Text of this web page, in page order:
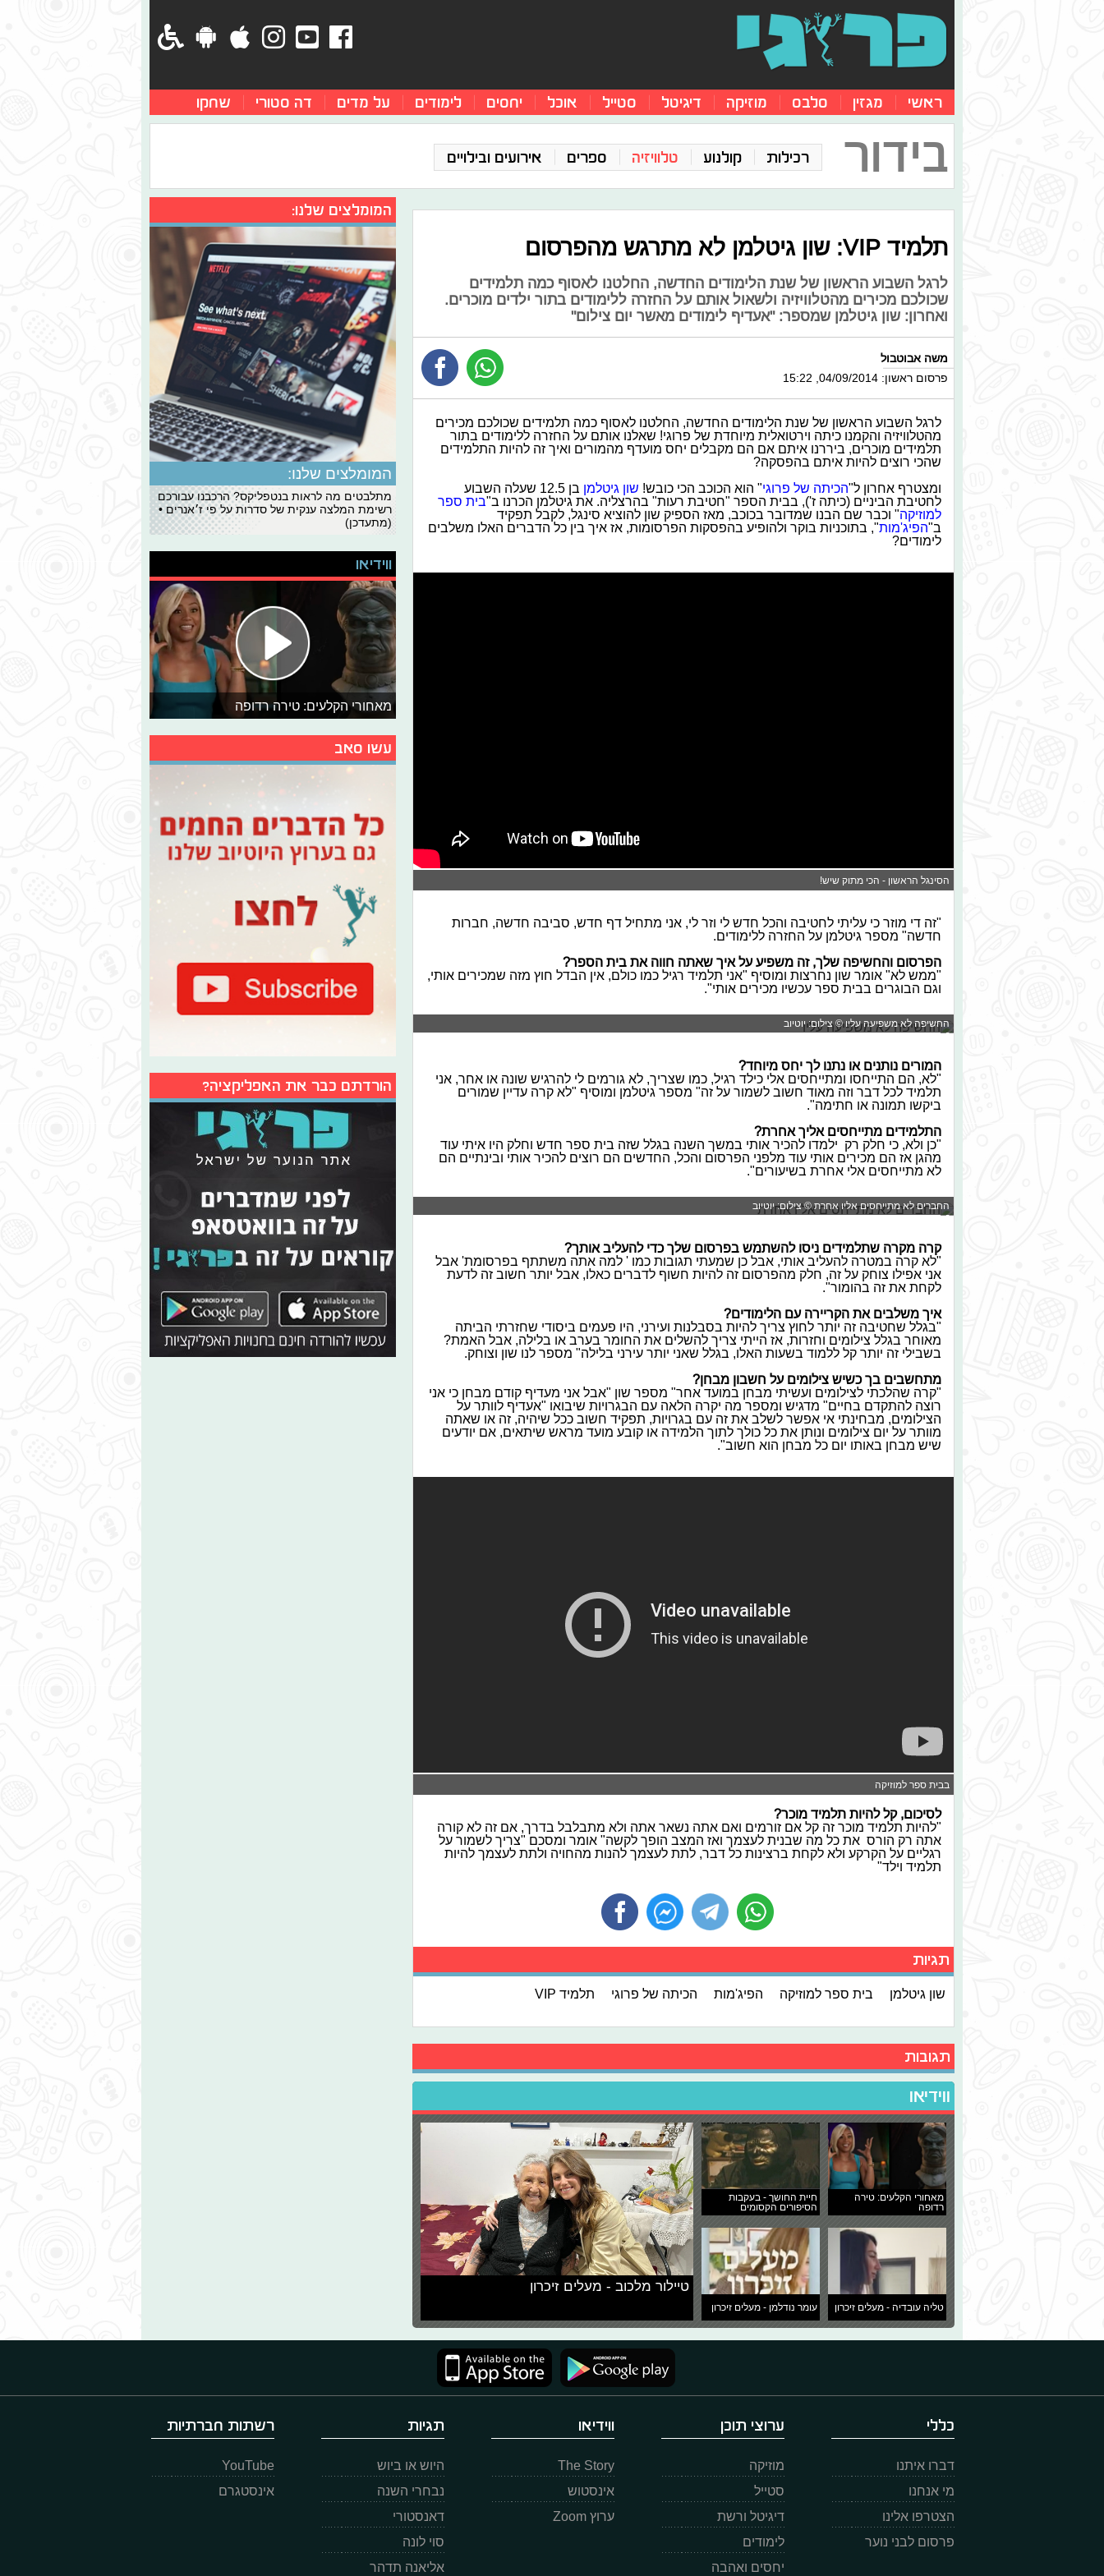
ראשי מגזין סלבס מוזיקה דיגיטל סטייל אוכל יחסים לימודים על מדים דה סטורי שחקו
בידור רכילות קולנוע טלוויזיה ספרים אירועים ובילויים
תלמיד VIP: שון גיטלמן לא מתרגש מהפרסום
לרגל השבוע הראשון של שנת הלימודים החדשה, החלטנו לאסוף כמה תלמידים
שכולכם מכירים מהטלוויזיה ולשאול אותם על החזרה ללימודים בתור ילדים מוכרים.
ואחרון: שון גיטלמן שמספר: "אעדיף לימודים מאשר יום צילום"
משה אבוטבול
פרסום ראשון: 04/09/2014, 15:22
לרגל השבוע הראשון של שנת הלימודים החדשה, החלטנו לאסוף כמה תלמידים שכולכם מכירים
מהטלוויזיה והקמנו כיתה וירטואלית מיוחדת של פרוגי! שאלנו אותם על החזרה ללימודים בתור
תלמידים מוכרים, ביררנו איתם אם הם מקבלים יחס מועדף מהמורים ואיך זה להיות התלמידים
שהכי רוצים להיות איתם בהפסקה?
ומצטרף אחרון ל"הכיתה של פרוגי" הוא הכוכב הכי כובש! שון גיטלמן
בן 12.5 שעלה השבוע
לחטיבת הביניים (כיתה ז'), בבית הספר "חטיבת רעות" בהרצליה. את גיטלמן הכרנו ב"בית ספר
למוזיקה" וכבר שם הבנו שמדובר בכוכב, מאז הספיק שון להוציא סינגל, לקבל תפקיד
ב"הפיג'מות", בתוכניות בוקר ולהופיע בהפסקות הפרסומות, אז איך בין כל הדברים האלו משלבים
לימודים?
הסינגל הראשון - הכי מתוק שיש!
"זה די מוזר כי עליתי לחטיבה והכל חדש לי וזר לי, אני מתחיל דף חדש, סביבה חדשה, חברות
חדשה" מספר גיטלמן על החזרה ללימודים.
הפרסום והחשיפה שלך, זה משפיע על איך שאתה חווה את בית הספר?
"ממש לא" אומר שון נחרצות ומוסיף "אני תלמיד רגיל כמו כולם, אין הבדל חוץ מזה שמכירים אותי,
וגם הבוגרים בבית ספר עכשיו מכירים אותי".
החשיפה לא משפיעה עליו © צילום: יוטיוב
המורים נותנים או נתנו לך יחס מיוחד?
"לא, הם התייחסו ומתייחסים אלי כילד רגיל, כמו שצריך, לא גורמים לי להרגיש שונה או אחר, אני
תלמיד לכל דבר וזה מאוד חשוב לשמור על זה" מספר גיטלמן ומוסיף "לא קרה עדיין שמורים
ביקשו תמונה או חתימה".
התלמידים מתייחסים אליך אחרת?
"כן ולא, כי חלק רק ילמדו להכיר אותי במשך השנה בגלל שזה בית ספר חדש וחלק היו איתי עוד
מהגן אז הם מכירים אותי עוד מלפני הפרסום והכל, החדשים הם רוצים להכיר אותי ובינתיים הם
לא מתייחסים אלי אחרת בשיעורים".
החברים לא מתייחסים אליו אחרת © צילום: יוטיוב
קרה מקרה שתלמידים ניסו להשתמש בפרסום שלך כדי להעליב אותך?
"לא קרה במטרה להעליב אותי, אבל כן שמעתי תגובות כמו ' למה אתה משתתף בפרסומת' אבל
אני אפילו צוחק על זה, חלק מהפרסום זה להיות חשוף לדברים כאלו, אבל יותר חשוב זה לדעת
לקחת את זה בהומור".
איך משלבים את הקריירה עם הלימודים?
"בגלל שחטיבה זה יותר לחוץ צריך להיות בסבלנות ועירני, היו פעמים ביסודי שחזרתי הביתה
מאוחר בגלל צילומים וחזרות, אז הייתי צריך להשלים את החומר בערב או בלילה, אבל האמת?
בשבילי זה יותר קל ללמוד בשעות האלו, בגלל שאני יותר עירני בלילה" מספר לנו שון וצוחק.
מתחשבים בך כשיש צילומים על חשבון מבחן?
"קרה שהלכתי לצילומים ועשיתי מבחן במועד אחר" מספר שון "אבל אני מעדיף קודם מבחן כי אני
רוצה להתקדם בחיים" מדגיש ומספר מה יקרה הלאה עם הבגרויות שיבואו "אעדיף לוותר על
הצילומים, מבחינתי אי אפשר לשלב את זה עם בגרויות, תפקיד חשוב ככל שיהיה, זה או שאתה
מוותר על יום צילומים ונותן את כל כולך לתוך הלמידה או קובע מועד מראש שיתאים, אם יודעים
שיש מבחן באותו יום כל מבחן הוא חשוב".
בבית ספר למוזיקה
לסיכום, קל להיות תלמיד מוכר?
"להיות תלמיד מוכר זה קל אם זורמים ואם אתה נשאר אתה ולא מתבלבל בדרך, אם זה לא קורה
אתה רק הורס את כל מה שבנית לעצמך ואז המצב הופך לקשה" אומר ומסכם "צריך לשמור על
רגליים על הקרקע ולא לקחת ברצינות כל דבר, לתת לעצמך להנות מהחויה ולתת לעצמך להיות
תלמיד וילד"
תגיות
שון גיטלמן בית ספר למוזיקה הפיג'מות הכיתה של פרוגי תלמיד VIP
תגובות
ווידיאו
מאחורי הקלעים: טירה
רדופה
חיית החושך - בעקבות
הסיפורים הקסומים
טליה עובדיה - מעלים זיכרון עומר נודלמן - מעלים זיכרון
טיילור מלכוב - מעלים זיכרון
המומלצים שלנו:
המומלצים שלנו:
מתלבטים מה לראות בנטפליקס? הרכבנו עבורכם
רשימת המלצה ענקית של סדרות על פי ז׳אנרים •
(מתעדכן)
ווידיאו
מאחורי הקלעים: טירה רדופה
עשו סאב
הורדתם כבר את האפליקציה?
כללי
דברו איתנו
מי אנחנו
הצטרפו אלינו
פרסום לבני נוער
ערוצי תוכן
מוזיקה
סטייל
דיגיטל ורשת
לימודים
יחסים ואהבה
ווידיאו
The Story
אינסטוש
ערוץ Zoom
תגיות
היוש או ביוש
נבחרי השנה
דאנסטורי
סוי לונה
אליאנה תדהר
רשתות חברתיות
YouTube
אינסטגרם